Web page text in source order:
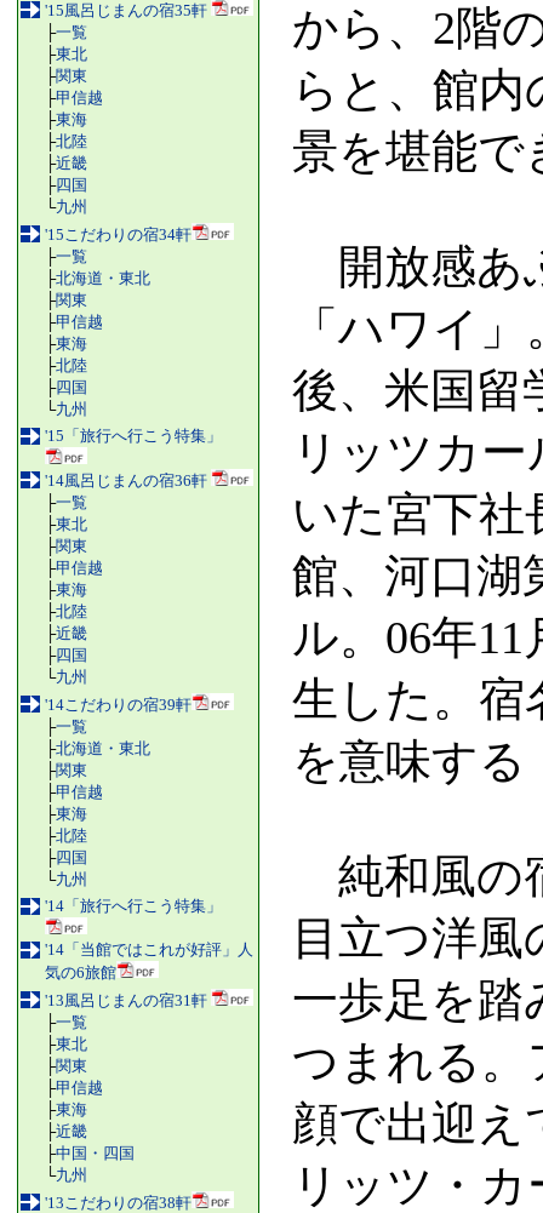
'15風呂じまんの宿35軒
├一覧
├東北
├関東
├甲信越
├東海
├北陸
├近畿
├四国
└九州
'15こだわりの宿34軒
├一覧
├北海道・東北
├関東
├甲信越
├東海
├北陸
├四国
└九州
'15「旅行へ行こう特集」
'14風呂じまんの宿36軒
├一覧
├東北
├関東
├甲信越
├東海
├北陸
├近畿
├四国
└九州
'14こだわりの宿39軒
├一覧
├北海道・東北
├関東
├甲信越
├東海
├北陸
├四国
└九州
'14「旅行へ行こう特集」
'14「当館ではこれが好評」人
気の6旅館
'13風呂じまんの宿31軒
├一覧
├東北
├関東
├甲信越
├東海
├近畿
├中国・四国
└九州
'13こだわりの宿38軒
から、2階
らと、館
景を堪能で
開放感あ
「ハワイ
後、米国留
リッツカ
いた宮下社
館、河口湖
ル。06年
生した。宿
を意味す
純和風の
目立つ洋
一歩足を踏
つまれる
顔で出迎
リッツ・